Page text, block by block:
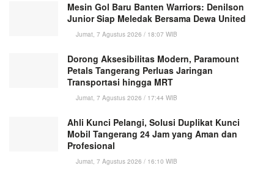
Mesin Gol Baru Banten Warriors: Denilson
Junior Siap Meledak Bersama Dewa United
Jumat, 7 Agustus 2026 / 18:07 WIB
Dorong Aksesibilitas Modern, Paramount
Petals Tangerang Perluas Jaringan
Transportasi hingga MRT
Jumat, 7 Agustus 2026 / 17:44 WIB
Ahli Kunci Pelangi, Solusi Duplikat Kunci
Mobil Tangerang 24 Jam yang Aman dan
Profesional
Jumat, 7 Agustus 2026 / 16:10 WIB